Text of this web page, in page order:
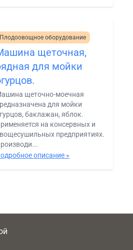
Плодоовощное оборудование
щеточная,
для мойки
щеточно-моечная
для мойки
баклажан, яблок.
на консервных и
предприятиях.
описание »